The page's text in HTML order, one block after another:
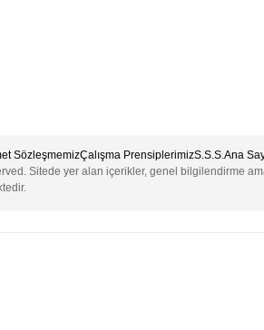
SözleşmemizÇalışma PrensiplerimizS.S.S. Ana
Sitede yer alan içerikler, genel bilgilendirme